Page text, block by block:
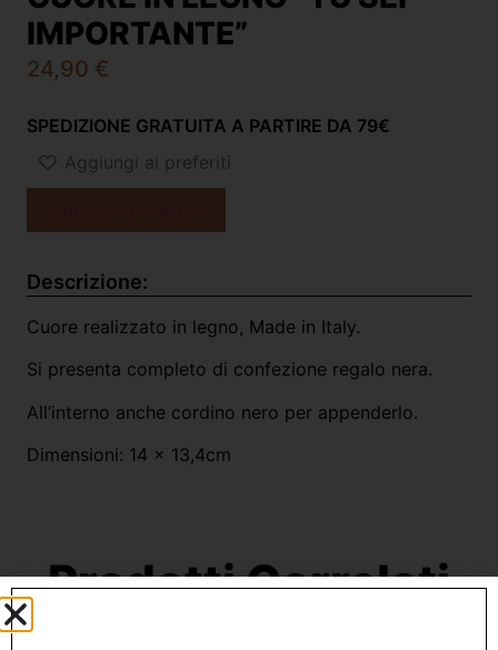
IMPORTANTE”
24,90 €
SPEDIZIONE GRATUITA A PARTIRE DA 79€
Aggiungi ai preferiti
Descrizione:
Cuore realizzato in legno, Made in Italy.
Si presenta completo di confezione regalo nera.
All’interno anche cordino nero per appenderlo.
Dimensioni: 14 x 13,4cm
Prodotti Correlati